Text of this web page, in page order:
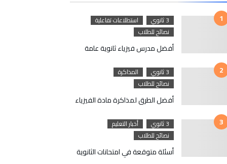
3 ثانوي
استطلاعات تفاعلية
نصائح للطلاب
أفضل مدرس فيزياء ثانوية عامة
3 ثانوي
المذاكرة
نصائح للطلاب
أفضل الطرق لمذاكرة مادة الفيزياء
3 ثانوي
أخبار التعليم
نصائح للطلاب
أسئلة متوقعة في امتحانات الثانوية